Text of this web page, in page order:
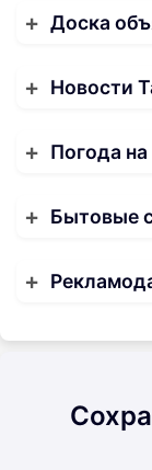
Доска
Новости
Погода
Бытовые